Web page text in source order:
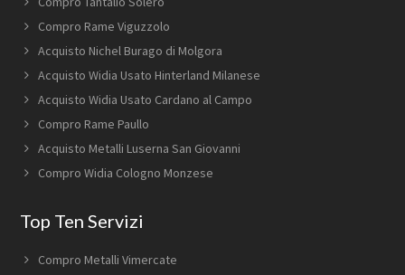
Compro Rame Viguzzolo
Acquisto Nichel Burago di Molgora
Acquisto Widia Usato Hinterland Milanese
Acquisto Widia Usato Cardano al Campo
Compro Rame Paullo
Acquisto Metalli Luserna San Giovanni
Compro Widia Cologno Monzese
Top Ten Servizi
Compro Metalli Vimercate